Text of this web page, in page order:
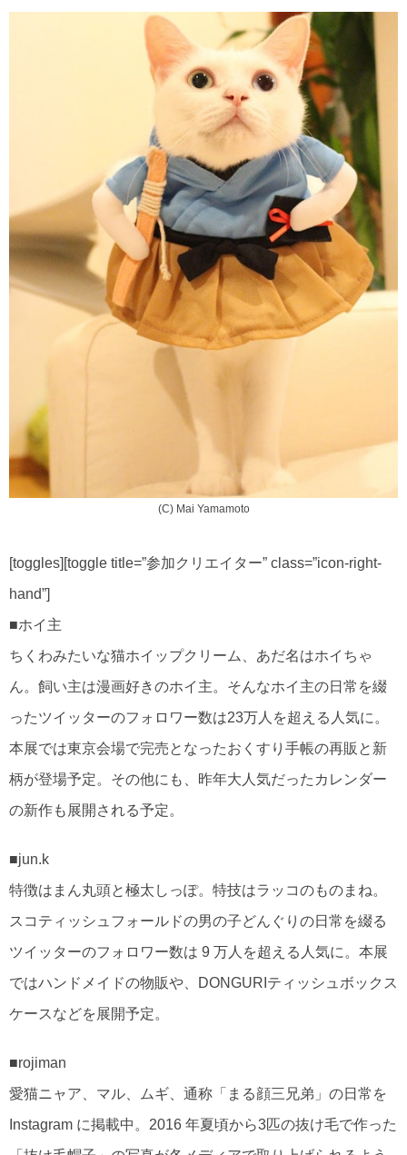
(C) Mai Yamamoto
[toggles][toggle title=”参加クリエイター” class=”icon-right-
hand”]
■ホイ主
ちくわみたいな猫ホイップクリーム、あだ名はホイちゃ
ん。飼い主は漫画好きのホイ主。そんなホイ主の日常を綴
ったツイッターのフォロワー数は23万人を超える人気に。
本展では東京会場で完売となったおくすり手帳の再販と新
柄が登場予定。その他にも、昨年大人気だったカレンダー
の新作も展開される予定。
■jun.k
特徴はまん丸頭と極太しっぽ。特技はラッコのものまね。
スコティッシュフォールドの男の子どんぐりの日常を綴る
ツイッターのフォロワー数は 9 万人を超える人気に。本展
ではハンドメイドの物販や、DONGURIティッシュボックス
ケースなどを展開予定。
■rojiman
愛猫ニャア、マル、ムギ、通称「まる顔三兄弟」の日常を
Instagram に掲載中。2016 年夏頃から3匹の抜け毛で作った